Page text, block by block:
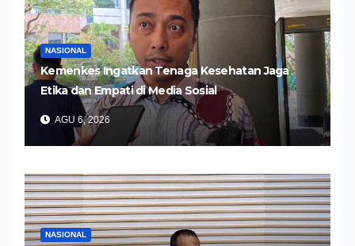
NASIONAL
Kemenkes Ingatkan Tenaga Kesehatan Jaga
Etika dan Empati di Media Sosial
AGU 6, 2026
NASIONAL